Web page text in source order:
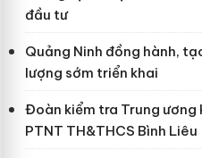
đầu tư
Quảng Ninh đồng hành,
lượng sớm triển khai
Đoàn kiểm tra Trung ương
PTNT TH&THCS Bình Liêu